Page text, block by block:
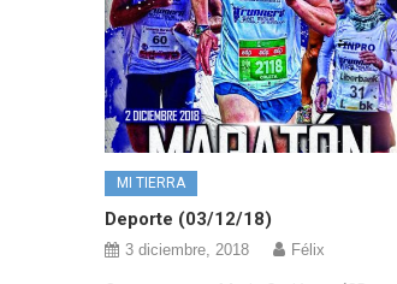
MI TIERRA
Deporte (03/12/18)
3 diciembre, 2018 Félix